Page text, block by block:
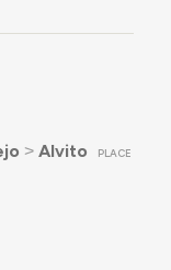
˃ Alvito PLACE